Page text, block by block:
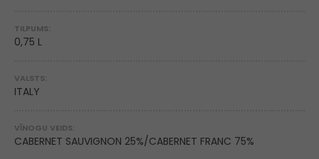
TILPUMS:
0,75 L
VALSTS:
ITALY
VĪNOGU VEIDS:
CABERNET SAUVIGNON 25%/CABERNET FRANC 75%